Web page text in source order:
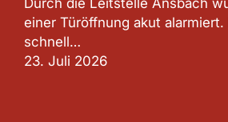
einer Türöffnung akut
schnell…
23. Juli 2026